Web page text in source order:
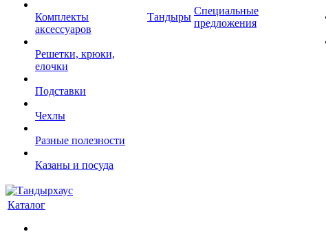
Комплекты
аксессуаров
Решетки, крюки,
елочки
Подставки
Чехлы
Разные полезности
Казаны и посуда
Тандыры
Специальные
предложения
Каталог